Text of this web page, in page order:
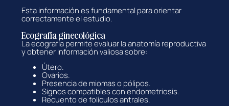
Esta información es fundamental para orientar
correctamente el estudio.
Ecografía ginecológica
La ecografía permite evaluar la anatomía reproductiva
y obtener información valiosa sobre:
Útero.
Ovarios.
Presencia de miomas o pólipos.
Signos compatibles con endometriosis.
Recuento de folículos antrales.